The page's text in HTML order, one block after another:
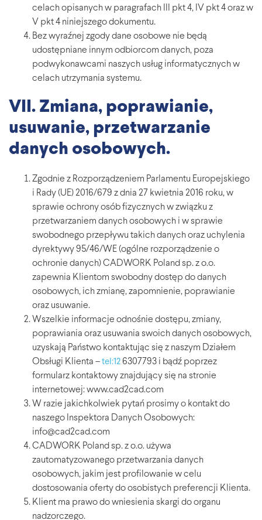
celach opisanych w paragrafach III pkt 4, IV pkt 4 oraz w
V pkt 4 niniejszego dokumentu.
Bez wyraźnej zgody dane osobowe nie będą
udostępniane innym odbiorcom danych, poza
podwykonawcami naszych usług informatycznych w
celach utrzymania systemu.
VII. Zmiana, poprawianie,
usuwanie, przetwarzanie
danych osobowych.
Zgodnie z Rozporządzeniem Parlamentu Europejskiego
i Rady (UE) 2016/679 z dnia 27 kwietnia 2016 roku, w
sprawie ochrony osób fizycznych w związku z
przetwarzaniem danych osobowych i w sprawie
swobodnego przepływu takich danych oraz uchylenia
dyrektywy 95/46/WE (ogólne rozporządzenie o
ochronie danych) CADWORK Poland sp. z o.o.
zapewnia Klientom swobodny dostęp do danych
osobowych, ich zmianę, zapomnienie, poprawianie
oraz usuwanie.
Wszelkie informacje odnośnie dostępu, zmiany,
poprawiania oraz usuwania swoich danych osobowych,
uzyskają Państwo kontaktując się z naszym Działem
Obsługi Klienta – tel:12 6307793 i bądź poprzez
formularz kontaktowy znajdujący się na stronie
internetowej: www.cad2cad.com
W razie jakichkolwiek pytań prosimy o kontakt do
naszego Inspektora Danych Osobowych:
info@cad2cad.com
CADWORK Poland sp. z o.o. używa
zautomatyzowanego przetwarzania danych
osobowych, jakim jest profilowanie w celu
dostosowania oferty do osobistych preferencji Klienta.
Klient ma prawo do wniesienia skargi do organu
nadzorczego.